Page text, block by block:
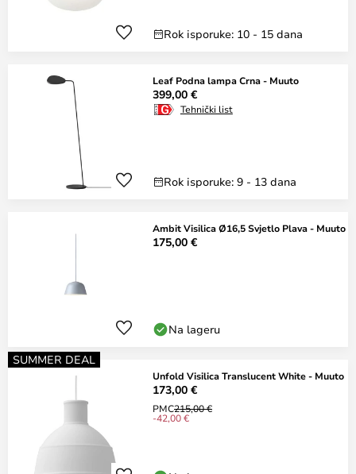
Rok isporuke: 10 - 15 dana
Leaf Podna lampa Crna - Muuto
399,00 €
Tehnički list
Rok isporuke: 9 - 13 dana
Ambit Visilica Ø16,5 Svjetlo Plava - Muuto
175,00 €
Na lageru
SUMMER DEAL
Unfold Visilica Translucent White - Muuto
173,00 €
PMC215,00 €
-42,00 €